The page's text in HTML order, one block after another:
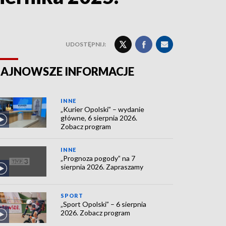
UDOSTĘPNIJ:
INFORMACJE
INNE
„Kurier Opolski” – wydanie
główne, 6 sierpnia 2026.
Zobacz program
INNE
„Prognoza pogody” na 7
sierpnia 2026. Zapraszamy
SPORT
„Sport Opolski” – 6 sierpnia
2026. Zobacz program